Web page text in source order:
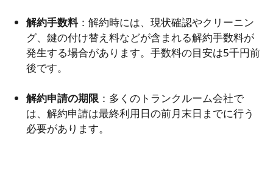
解約手数料：解約時には、現状確認やクリーニン
グ、鍵の付け替え料などが含まれる解約手数料が
発生する場合があります。手数料の目安は5千円前
後です。
解約申請の期限：多くのトランクルーム会社で
は、解約申請は最終利用日の前月末日までに行う
必要があります。